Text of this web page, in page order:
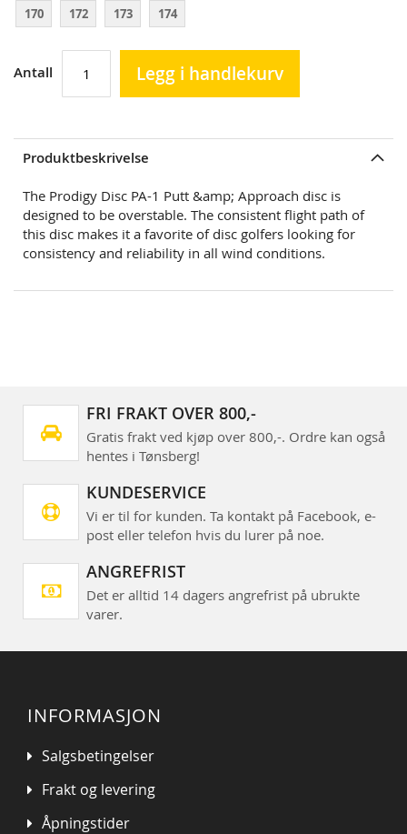
170 172 173 174
Antall Legg i handlekurv
Produktbeskrivelse
The Prodigy Disc PA-1 Putt &amp; Approach disc is
designed to be overstable. The consistent flight path of
this disc makes it a favorite of disc golfers looking for
consistency and reliability in all wind conditions.
FRI FRAKT OVER 800,-
Gratis frakt ved kjøp over 800,-. Ordre kan også
hentes i Tønsberg!
KUNDESERVICE
Vi er til for kunden. Ta kontakt på Facebook, e-
post eller telefon hvis du lurer på noe.
ANGREFRIST
Det er alltid 14 dagers angrefrist på ubrukte
varer.
INFORMASJON
Salgsbetingelser
Frakt og levering
Åpningstider